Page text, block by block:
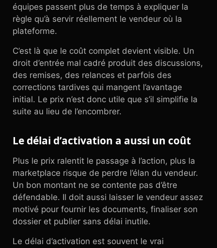
équipes passent plus de temps à expliquer la
règle qu’à servir réellement le vendeur où la
plateforme.
C’est là que le coût complet devient visible. Un
droit d’entrée mal cadré produit des discussions,
des remises, des relances et parfois des
corrections tardives qui mangent l’avantage
initial. Le prix n’est donc utile que s’il simplifie la
suite au lieu de l’encombrer.
Le délai d’activation a aussi un coût
Plus le prix ralentit le passage à l’action, plus la
marketplace risque de perdre l’élan du vendeur.
Un bon montant ne se contente pas d’être
défendable. Il doit aussi laisser le vendeur assez
motivé pour fournir les documents, finaliser son
dossier et publier sans délai inutile.
Le délai d’activation est souvent le vrai